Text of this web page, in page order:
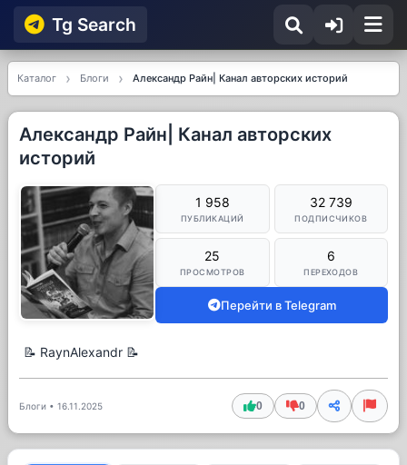
Tg Searсh
Каталог Блоги Александр Райн| Канал авторских историй
Александр Райн| Канал авторских
историй
1 958
ПУБЛИКАЦИЙ
32 739
ПОДПИСЧИКОВ
25
ПРОСМОТРОВ
6
ПЕРЕХОДОВ
Перейти в Telegram
📝 RaynAlexandr 📝
Блоги • 16.11.2025 0 0